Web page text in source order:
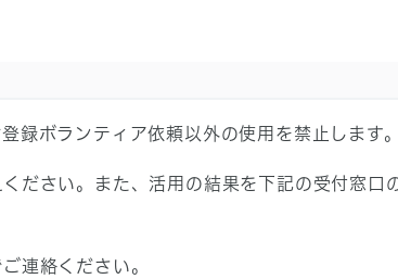
録ボランティア依頼以外の使用を禁止します。
ださい。また、活用の結果を下記の受付窓口
連絡ください。